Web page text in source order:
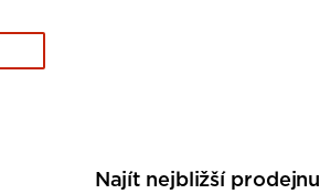
Najít nejbližší prodejnu